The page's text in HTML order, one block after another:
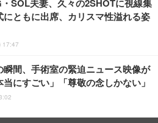
SOL夫妻、久々の2SHOTに視線集
にともに出席、カリスマ性溢れる姿
17:47
瞬間、手術室の緊迫ニュース映像が
にすごい」「尊敬の念しかない」